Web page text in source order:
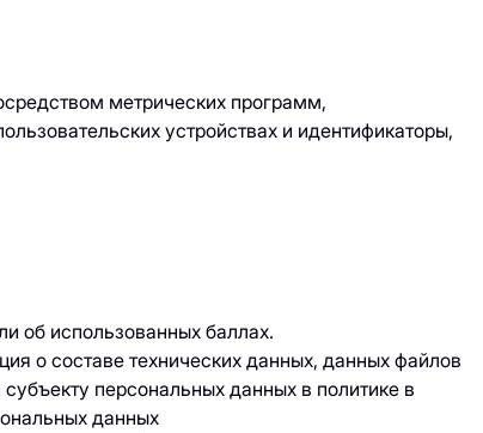
метрических программ,
устройствах и идентификаторы,
об использованных баллах.
о составе технических данных, данных файлов
персональных данных в политике в
данных